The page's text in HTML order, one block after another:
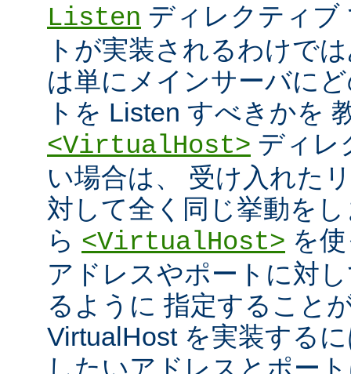
Listen ディレクティブ
トが実装されるわけで
は単にメインサーバに
トを Listen すべきかを
<VirtualHost> ディレ
い場合は、 受け入れた
対して全く同じ挙動を
ら <VirtualHost> を
アドレスやポートに対
るように 指定すること
VirtualHost を実装する